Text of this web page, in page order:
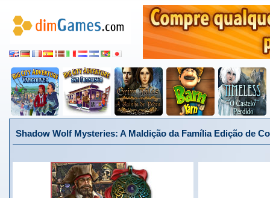
Shadow Wolf Mysteries: A Maldição da Família Edição de